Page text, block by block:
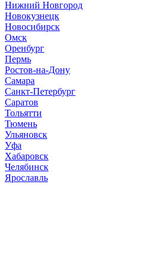
Нижний Новгород
Новокузнецк
Новосибирск
Омск
Оренбург
Пермь
Ростов-на-Дону
Самара
Санкт-Петербург
Саратов
Тольятти
Тюмень
Ульяновск
Уфа
Хабаровск
Челябинск
Ярославль